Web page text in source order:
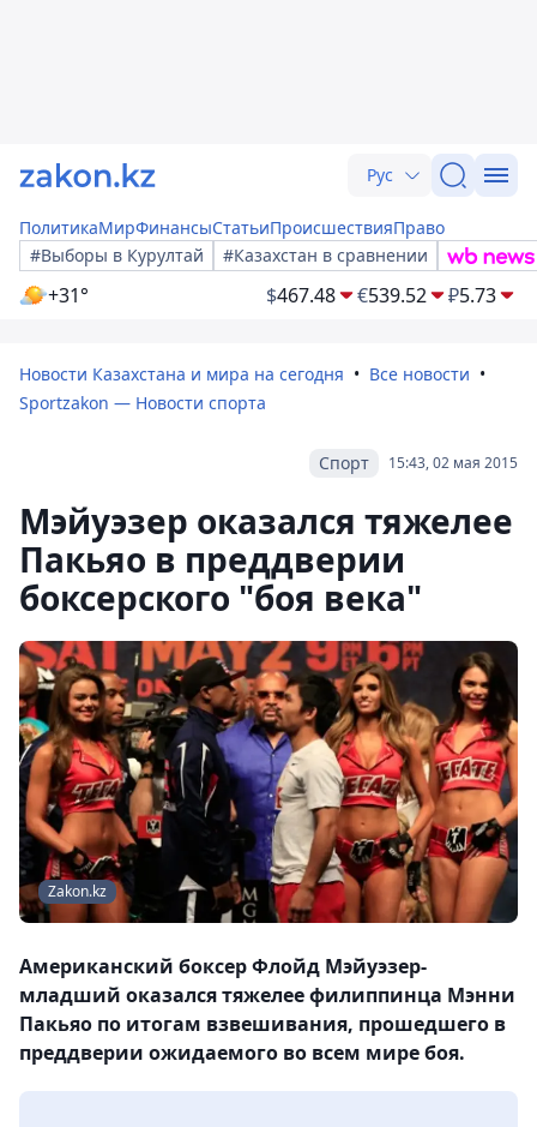
Рус
ПолитикаМирФинансыСтатьиПроисшествияПраво
#Выборы в Курултай
#Казахстан в сравнении
+31° $467.48 €539.52 ₽5.73
Новости Казахстана и мира на сегодня
Все новости
Sportzakon — Новости спорта
15:43, 02 мая 2015
Спорт
Мэйуэзер оказался тяжелее
Пакьяо в преддверии
боксерского "боя века"
Zakon.kz
Американский боксер Флойд Мэйуэзер-
младший оказался тяжелее филиппинца Мэнни
Пакьяо по итогам взвешивания, прошедшего в
преддверии ожидаемого во всем мире боя.